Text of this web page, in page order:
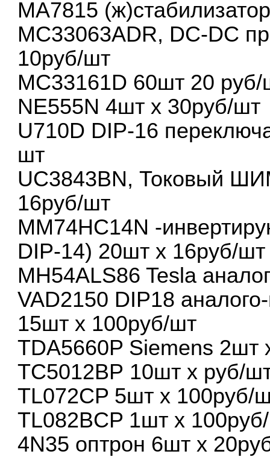
МА7815
MC33063ADR, DC-DC
10руб/шт
МС33161D 60шт 20 руб/
NE555N 4шт х 30руб/шт
U710D DIP-16
шт
UC3843BN, Токовый
16руб/шт
MM74HC14N -
DIP-14) 20шт х 16руб/шт
MH54ALS86 Tesla
VAD2150 DIP18
15шт х 100руб/шт
TDA5660P Siemens 2шт
ТС5012ВР 10шт х руб/
TL072CP 5шт х 100руб/
TL082ВCP 1шт х
4N35 оптрон 6шт х